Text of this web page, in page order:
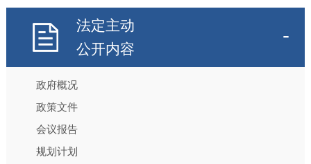
法定主动
公开内容
政府概况
政策文件
会议报告
规划计划